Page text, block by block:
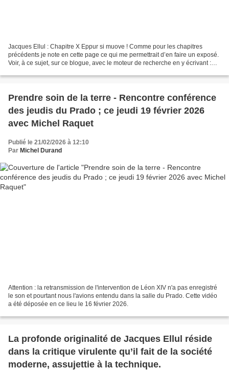
Jacques Ellul : Chapitre X Eppur si muove ! Comme pour les chapitres
précédents je note en cette page ce qui me permettrait d’en faire un exposé.
Voir, à ce sujet, sur ce blogue, avec le moteur de recherche en y écrivant :
Prendre soin de la terre - Rencontre conférence
des jeudis du Prado ; ce jeudi 19 février 2026
avec Michel Raquet
Publié le 21/02/2026 à 12:10
Par Michel Durand
Attention : la retransmission de l'intervention de Léon XIV n'a pas enregistré
le son et pourtant nous l'avions entendu dans la salle du Prado. Cette vidéo
a été déposée en ce lieu le 16 février 2026.
La profonde originalité de Jacques Ellul réside
dans la critique virulente qu’il fait de la société
moderne, assujettie à la technique.